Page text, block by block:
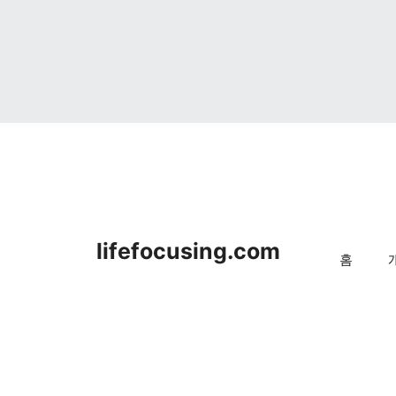
lifefocusing.com 홈